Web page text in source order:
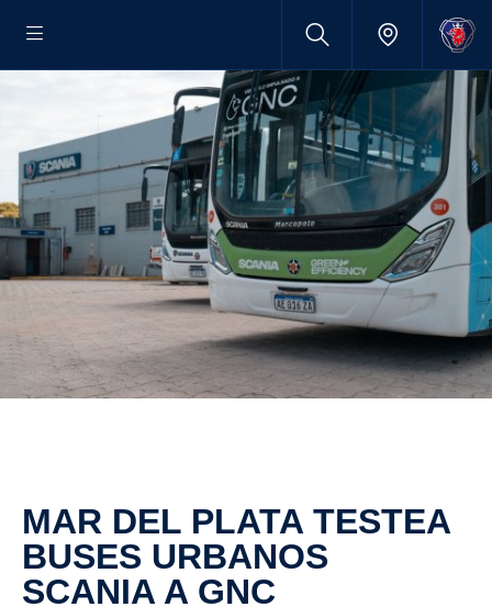
MAR DEL PLATA TESTEA
BUSES URBANOS
SCANIA A GNC